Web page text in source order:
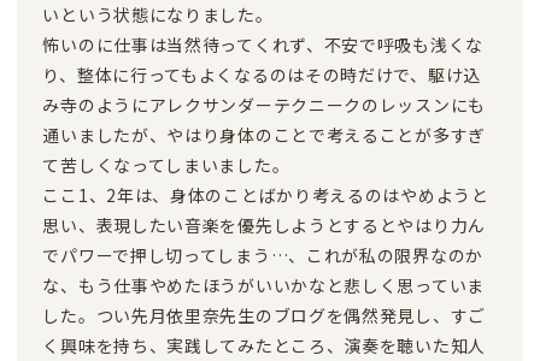
いという状態になりました。
怖いのに仕事は当然待ってくれず、不安で呼吸も浅くな
り、整体に行ってもよくなるのはその時だけで、駆け込
み寺のようにアレクサンダーテクニークのレッスンにも
通いましたが、やはり身体のことで考えることが多すぎ
て苦しくなってしまいました。
ここ1、2年は、身体のことばかり考えるのはやめようと
思い、表現したい音楽を優先しようとするとやはり力ん
でパワーで押し切ってしまう…、これが私の限界なのか
な、もう仕事やめたほうがいいかなと悲しく思っていま
した。つい先月依里奈先生のブログを偶然発見し、すご
く興味を持ち、実践してみたところ、演奏を聴いた知人